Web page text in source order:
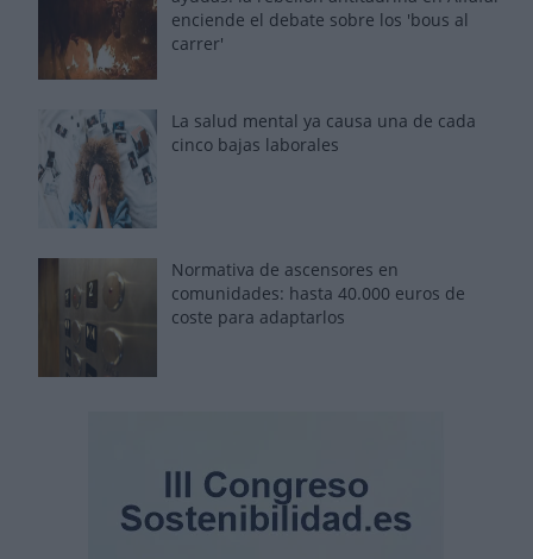
enciende el debate sobre los 'bous al
carrer'
La salud mental ya causa una de cada
cinco bajas laborales
Normativa de ascensores en
comunidades: hasta 40.000 euros de
coste para adaptarlos